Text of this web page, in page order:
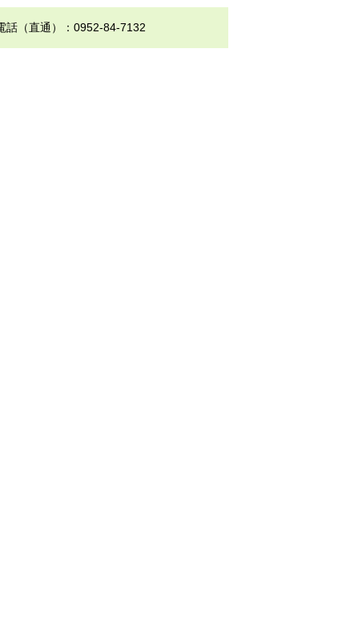
（直通）：0952-84-7132